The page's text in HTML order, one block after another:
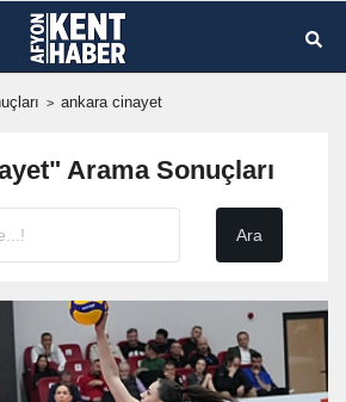
ankara cinayet
Arama Sonuçları